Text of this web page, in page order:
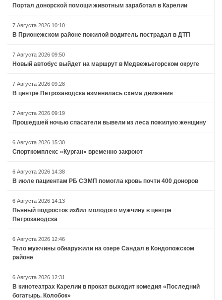
Портал донорской помощи животным заработал в Карелии
7 Августа 2026 10:10
В Прионежском районе пожилой водитель пострадал в ДТП
7 Августа 2026 09:50
Новый автобус выйдет на маршрут в Медвежьегорском округе
7 Августа 2026 09:28
В центре Петрозаводска изменилась схема движения
7 Августа 2026 09:19
Прошедшей ночью спасатели вывели из леса пожилую женщину
6 Августа 2026 15:30
Спорткомплекс «Курган» временно закроют
6 Августа 2026 14:38
В июле пациентам РБ СЭМП помогла кровь почти 400 доноров
6 Августа 2026 14:13
Пьяный подросток избил молодого мужчину в центре
Петрозаводска
6 Августа 2026 12:46
Тело мужчины обнаружили на озере Сандал в Кондопожском
районе
6 Августа 2026 12:31
В кинотеатрах Карелии в прокат выходит комедия «Последний
богатырь. Колобок»